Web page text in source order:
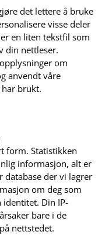
det lettere å bruke
visse deler
en liten tekstfil som
din nettleser.
om
anvendt våre
brukt.
form. Statistikken
informasjon, alt er
database der vi lagrer
om deg som
Din IP-
bare i de
nettstedet.